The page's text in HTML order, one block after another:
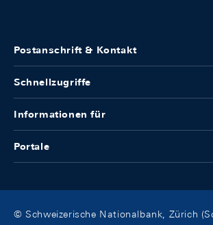
Postanschrift & Kontakt
Schnellzugriffe
Informationen für
Portale
© Schweizerische Nationalbank, Zürich